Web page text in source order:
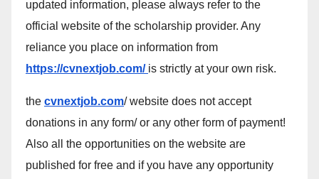
updated information, please always refer to the
official website of the scholarship provider. Any
reliance you place on information from
https://cvnextjob.com/ is strictly at your own risk.
the cvnextjob.com/ website does not accept
donations in any form/ or any other form of payment!
Also all the opportunities on the website are
published for free and if you have any opportunity